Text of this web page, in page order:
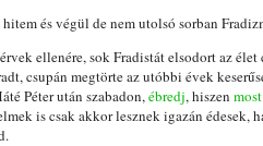
hitem és végül de nem utolsó sorban
ellenére, sok Fradistát elsodort az
csupán megtörte az utóbbi évek
Péter után szabadon,ébredj, hiszen
is csak akkor lesznek igazán édesek,